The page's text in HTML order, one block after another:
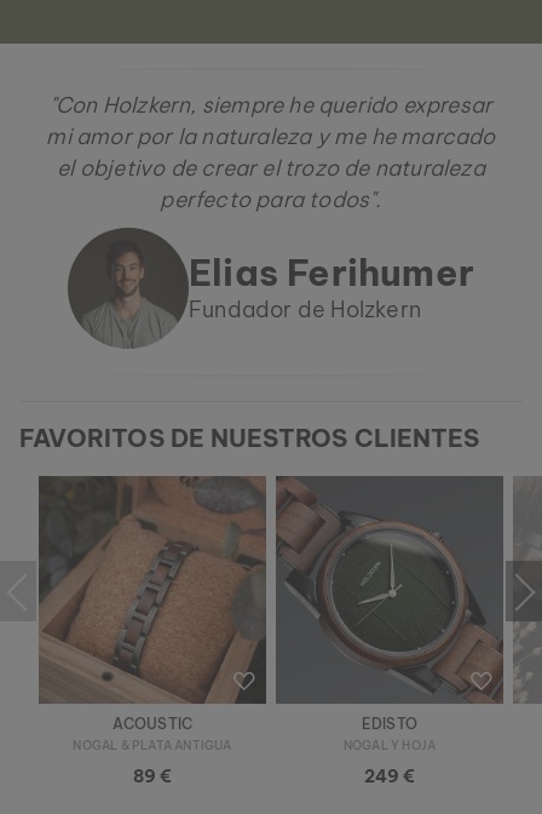
"Con Holzkern, siempre he querido expresar
mi amor por la naturaleza y me he marcado
el objetivo de crear el trozo de naturaleza
perfecto para todos".
Elias Ferihumer
Fundador de Holzkern
FAVORITOS DE NUESTROS CLIENTES
ACOUSTIC
NOGAL & PLATA ANTIGUA
89 €
EDISTO
NOGAL Y HOJA
249 €